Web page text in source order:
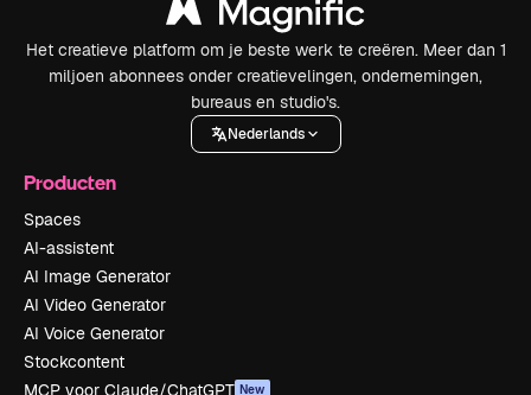
Het creatieve platform om je beste werk te creëren. Meer dan 1
miljoen abonnees onder creatievelingen, ondernemingen,
bureaus en studio's.
Nederlands
Producten
Spaces
AI-assistent
AI Image Generator
AI Video Generator
AI Voice Generator
Stockcontent
MCP voor Claude/ChatGPT New